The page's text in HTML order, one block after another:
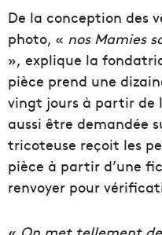
De la conception des
photo, « nos Mamies
», explique la
pièce prend une
vingt jours à partir de
aussi être demandée
tricoteuse reçoit les
pièce à partir d’une
renvoyer pour